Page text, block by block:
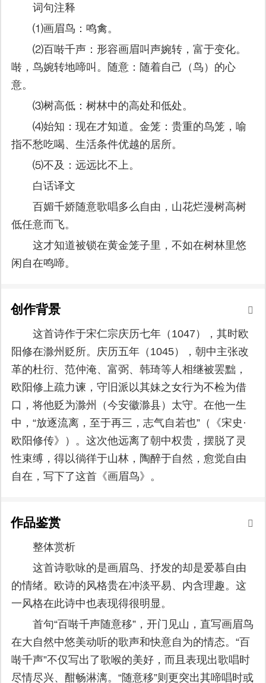
词句注释
⑴画眉鸟：鸣禽。
⑵百啭千声：形容画眉叫声婉转，富于变化。
啭，鸟婉转地啼叫。随意：随着自己（鸟）的心
意。
⑶树高低：树林中的高处和低处。
⑷始知：现在才知道。金笼：贵重的鸟笼，喻
指不愁吃喝、生活条件优越的居所。
⑸不及：远远比不上。
白话译文
百媚千娇随意歌唱多么自由，山花烂漫树高树
低任意而飞。
这才知道被锁在黄金笼子里，不如在树林里悠
闲自在鸣啼。
创作背景
这首诗作于宋仁宗庆历七年（1047），其时欧
阳修在滁州贬所。庆历五年（1045），朝中主张改
革的杜衍、范仲淹、富弼、韩琦等人相继被罢黜，
欧阳修上疏力谏，守旧派以其妹之女行为不检为借
口，将他贬为滁州（今安徽滁县）太守。在他一生
中，“放逐流离，至于再三，志气自若也”（《宋史·
欧阳修传》）。这次他远离了朝中权贵，摆脱了灵
性束缚，得以徜徉于山林，陶醉于自然，愈觉自由
自在，写下了这首《画眉鸟》。
作品鉴赏
整体赏析
这首诗歌咏的是画眉鸟、抒发的却是爱慕自由
的情绪。欧诗的风格贵在冲淡平易、内含理趣。这
一风格在此诗中也表现得很明显。
首句“百啭千声随意移”，开门见山，直写画眉鸟
在大自然中悠美动听的歌声和快意自为的情态。“百
啭千声”不仅写出了歌喉的美好，而且表现出歌唱时
尽情尽兴、酣畅淋漓。“随意移”则更突出其啼唱时或